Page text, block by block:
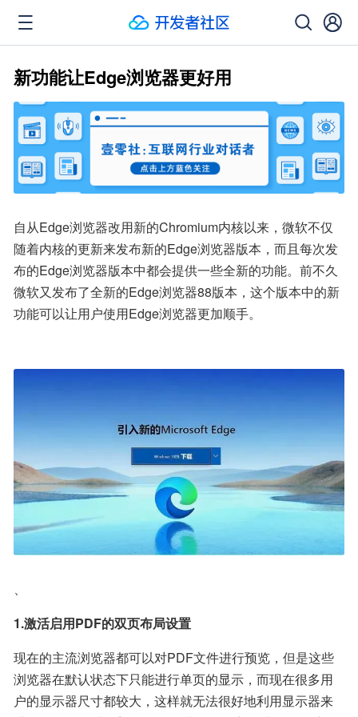
新功能让Edge浏览器更好用
自从Edge浏览器改用新的Chromium内核以来，微软不仅
随着内核的更新来发布新的Edge浏览器版本，而且每次发
布的Edge浏览器版本中都会提供一些全新的功能。前不久
微软又发布了全新的Edge浏览器88版本，这个版本中的新
功能可以让用户使用Edge浏览器更加顺手。
、
1.激活启用PDF的双页布局设置
现在的主流浏览器都可以对PDF文件进行预览，但是这些
浏览器在默认状态下只能进行单页的显示，而现在很多用
户的显示器尺寸都较大，这样就无法很好地利用显示器来